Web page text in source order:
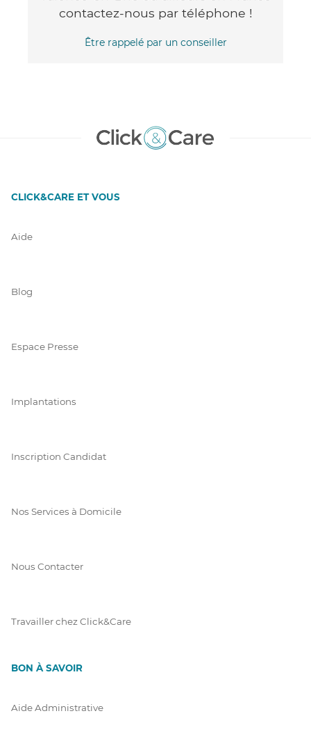
contactez-nous par téléphone !
Être rappelé par un conseiller
CLICK&CARE ET VOUS
Aide
Blog
Espace Presse
Implantations
Inscription Candidat
Nos Services à Domicile
Nous Contacter
Travailler chez Click&Care
BON À SAVOIR
Aide Administrative